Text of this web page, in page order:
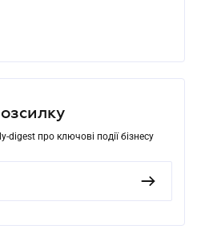
про ключові події бізнесу